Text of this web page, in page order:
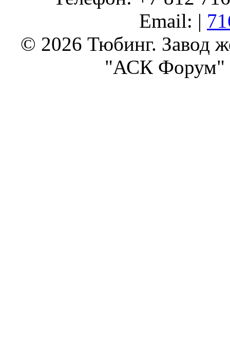
Email: |
© 2026 Тюбинг. Завод
"АСК Форум"